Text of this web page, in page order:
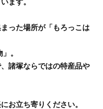
った場所が「もろっこは
。
諸塚ならではの特産品や
お立ち寄りください。